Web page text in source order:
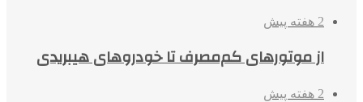
2 هفته پیش
از موتورهای کم‌مصرف تا خودروهای هیبریدی
2 هفته پیش